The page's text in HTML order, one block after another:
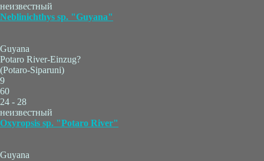
неизвестный
Neblinichthys sp. "Guyana"
Guyana
Potaro River-Einzug?
(Potaro-Siparuni)
9
60
24 - 28
неизвестный
Oxyropsis sp. "Potaro River"
Guyana